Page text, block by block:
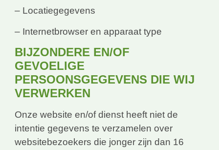
– Locatiegegevens
– Internetbrowser en apparaat type
BIJZONDERE EN/OF
GEVOELIGE
PERSOONSGEGEVENS DIE WIJ
VERWERKEN
Onze website en/of dienst heeft niet de
intentie gegevens te verzamelen over
websitebezoekers die jonger zijn dan 16